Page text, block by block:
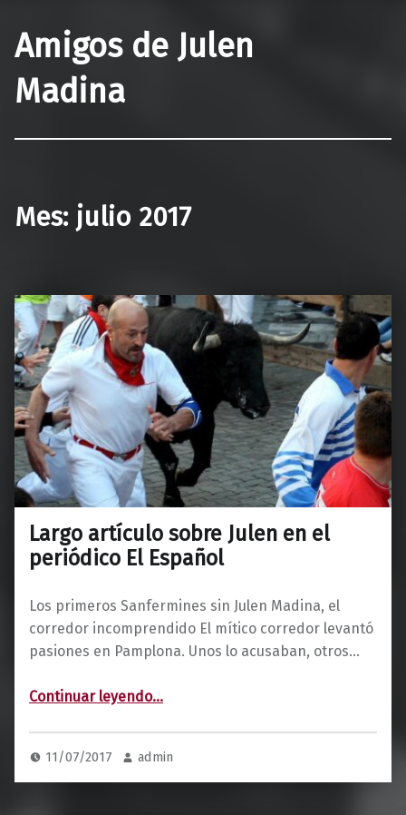
Amigos de Julen
Madina
Mes: julio 2017
Largo artículo sobre Julen en el
periódico El Español
Los primeros Sanfermines sin Julen Madina, el
corredor incomprendido El mítico corredor levantó
pasiones en Pamplona. Unos lo acusaban, otros…
Continuar leyendo“Largo artículo sobre Julen en el periódico El Español”
…
11/07/2017 admin